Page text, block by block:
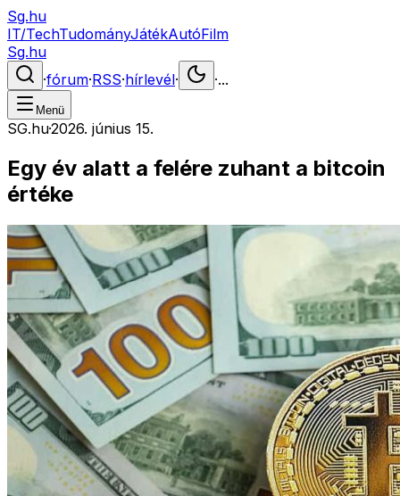
Sg.hu
IT/TechTudományJátékAutóFilm
Sg.hu
·fórum·RSS·hírlevél· ·...
Menü
SG.hu·2026. június 15.
Egy év alatt a felére zuhant a bitcoin
értéke